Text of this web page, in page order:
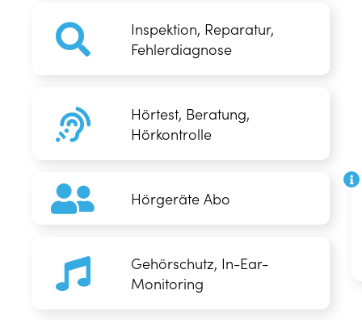
Inspektion, Reparatur,
Fehlerdiagnose
Hörtest, Beratung,
Hörkontrolle
Hörgeräte Abo
Gehörschutz, In-Ear-
Monitoring